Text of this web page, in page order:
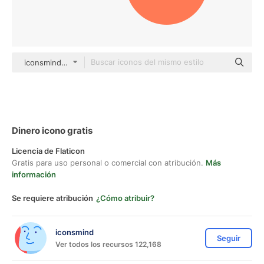
iconsmind Others
Dinero icono gratis
Licencia de Flaticon
Gratis para uso personal o comercial con atribución. Más
información
Se requiere atribución ¿Cómo atribuir?
iconsmind
Ver todos los recursos 122,168
Seguir